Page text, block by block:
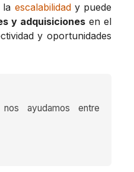
la escalabilidady puede
y adquisicionesen el
y oportunidades
ayudamos entre